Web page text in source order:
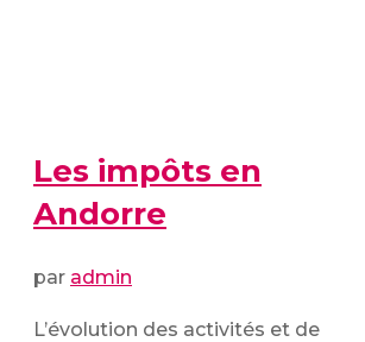
Les impôts en
Andorre
par admin
L’évolution des activités et de